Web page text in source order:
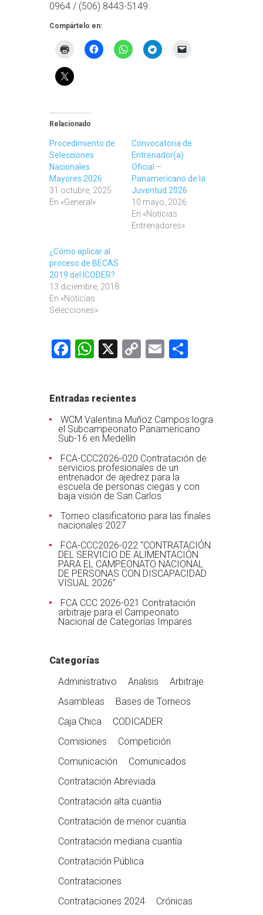
0964 / (506) 8443-5149.
Compártelo en:
Relacionado
Procedimiento de
Selecciones
Nacionales
Mayores 2026
31 octubre, 2025
En «General»
Convocatoria de
Entrenador(a)
Oficial –
Panamericano de la
Juventud 2026
10 mayo, 2026
En «Noticias
Entrenadores»
¿Cómo aplicar al
proceso de BECAS
2019 del ICODER?
13 diciembre, 2018
En «Noticias
Selecciones»
Facebook
WhatsApp
X
CopyEmail
Entradas recientes
WCM Valentina Muñoz Campos logra
el Subcampeonato Panamericano
Sub-16 en Medellín
FCA-CCC2026-020 Contratación de
servicios profesionales de un
entrenador de ajedrez para la
escuela de personas ciegas y con
baja visión de San Carlos
Torneo clasificatorio para las finales
nacionales 2027
FCA-CCC2026-022 “CONTRATACIÓN
DEL SERVICIO DE ALIMENTACIÓN
PARA EL CAMPEONATO NACIONAL
DE PERSONAS CON DISCAPACIDAD
VISUAL 2026”
FCA CCC 2026-021 Contratación
arbitraje para el Campeonato
Nacional de Categorías Impares
Categorías
Administrativo
Analisis
Arbitraje
Asambleas
Bases de Torneos
Caja Chica
CODICADER
Comisiones
Competición
Comunicación
Comunicados
Contratación Abreviada
Contratación alta cuantía
Contratación de menor cuantía
Contratación mediana cuantía
Contratación Pública
Contrataciones
Contrataciones 2024
Crónicas